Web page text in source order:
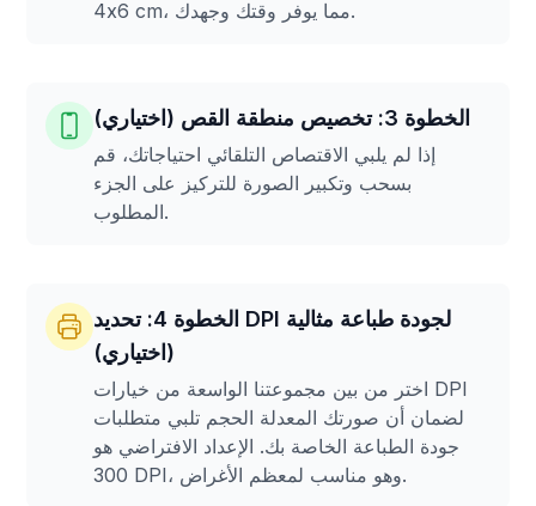
4x6 cm، مما يوفر وقتك وجهدك.
الخطوة 3: تخصيص منطقة القص (اختياري)
إذا لم يلبي الاقتصاص التلقائي احتياجاتك، قم
بسحب وتكبير الصورة للتركيز على الجزء
المطلوب.
الخطوة 4: تحديد DPI لجودة طباعة مثالية
(اختياري)
اختر من بين مجموعتنا الواسعة من خيارات DPI
لضمان أن صورتك المعدلة الحجم تلبي متطلبات
جودة الطباعة الخاصة بك. الإعداد الافتراضي هو
300 DPI، وهو مناسب لمعظم الأغراض.